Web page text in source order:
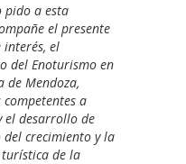
pido a esta
el presente
interés, el
del Enoturismo en
de Mendoza,
a
desarrollo de
del crecimiento y la
de la